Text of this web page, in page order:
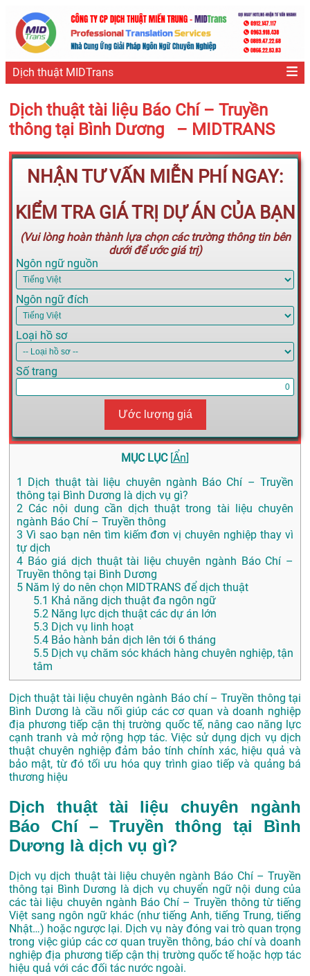
Dịch thuật MIDTrans
Dịch thuật tài liệu Báo Chí – Truyền
thông tại Bình Dương – MIDTRANS
NHẬN TƯ VẤN MIỄN PHÍ NGAY:
KIỂM TRA GIÁ TRỊ DỰ ÁN CỦA BẠN
(Vui lòng hoàn thành lựa chọn các trường thông tin bên
dưới để ước giá trị)
Ngôn ngữ nguồn
Ngôn ngữ đích
Loại hồ sơ
Số trang
Ước lượng giá
MỤC LỤC [Ẩn]
1
Dịch thuật tài liệu chuyên ngành Báo Chí – Truyền
thông tại Bình Dương là dịch vụ gì?
2 Các nội dung cần dịch thuật trong tài liệu chuyên
ngành Báo Chí – Truyền thông
3 Vì sao bạn nên tìm kiếm đơn vị chuyên nghiệp thay vì
tự dịch
4 Báo giá dịch thuật tài liệu chuyên ngành Báo Chí –
Truyền thông tại Bình Dương
5 Năm lý do nên chọn MIDTRANS để dịch thuật
5.1 Khả năng dịch thuật đa ngôn ngữ
5.2 Năng lực dịch thuật các dự án lớn
5.3 Dịch vụ linh hoạt
5.4 Bảo hành bản dịch lên tới 6 tháng
5.5 Dịch vụ chăm sóc khách hàng chuyên nghiệp, tận
tâm
Dịch thuật tài liệu chuyên ngành Báo chí – Truyền thông tại
Bình Dương là cầu nối giúp các cơ quan và doanh nghiệp
địa phương tiếp cận thị trường quốc tế, nâng cao năng lực
cạnh tranh và mở rộng hợp tác. Việc sử dụng dịch vụ dịch
thuật chuyên nghiệp đảm bảo tính chính xác, hiệu quả và
bảo mật, từ đó tối ưu hóa quy trình giao tiếp và quảng bá
thương hiệu
Dịch thuật tài liệu chuyên ngành
Báo Chí – Truyền thông tại Bình
Dương là dịch vụ gì?
Dịch vụ dịch thuật tài liệu chuyên ngành Báo Chí – Truyền
thông tại Bình Dương là dịch vụ chuyển ngữ nội dung của
các tài liệu chuyên ngành Báo Chí – Truyền thông từ tiếng
Việt sang ngôn ngữ khác (như tiếng Anh, tiếng Trung, tiếng
Nhật…) hoặc ngược lại. Dịch vụ này đóng vai trò quan trọng
trong việc giúp các cơ quan truyền thông, báo chí và doanh
nghiệp địa phương tiếp cận thị trường quốc tế hoặc hợp tác
hiệu quả với các đối tác nước ngoài.